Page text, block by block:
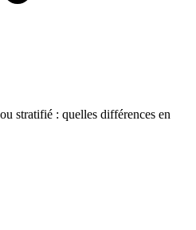
stratifié : quelles différences en